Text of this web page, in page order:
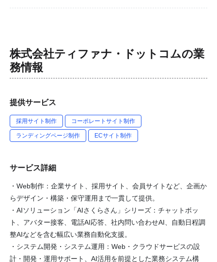
株式会社ティファナ・ドットコムの業
務情報
提供サービス
採用サイト制作 コーポレートサイト制作
ランディングページ制作 ECサイト制作
サービス詳細
・Web制作：企業サイト、採用サイト、会員サイトなど、企画か
らデザイン・構築・保守運用まで一貫して提供。
・AIソリューション「AIさくらさん」シリーズ：チャットボッ
ト、アバター接客、電話AI応答、社内問い合わせAI、自動日程調
整AIなどを含む幅広い業務自動化支援。
・システム開発・システム運用：Web・クラウドサービスの設
計・開発・運用サポート、AI活用を前提とした業務システム構